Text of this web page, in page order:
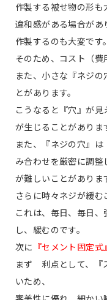
作製する被せ物の形
違和感がある場合があ
作製するのも大変です。
そのため、コスト（費
また、小さな『ネジ
とがあります。
こうなると『穴』が
が生じることがありま
また、『ネジの穴』
み合わせを厳密に調
が難しいことがありま
さらに時々ネジが緩む
これは、毎日、毎日
し、緩むのです。
次に 『セメント固定式』
まず 利点として、『
いため、